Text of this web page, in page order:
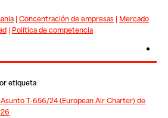
| Concentración de empresas| Mercado
| Política de competencia
etiqueta
T-656/24 (European Air Charter) de